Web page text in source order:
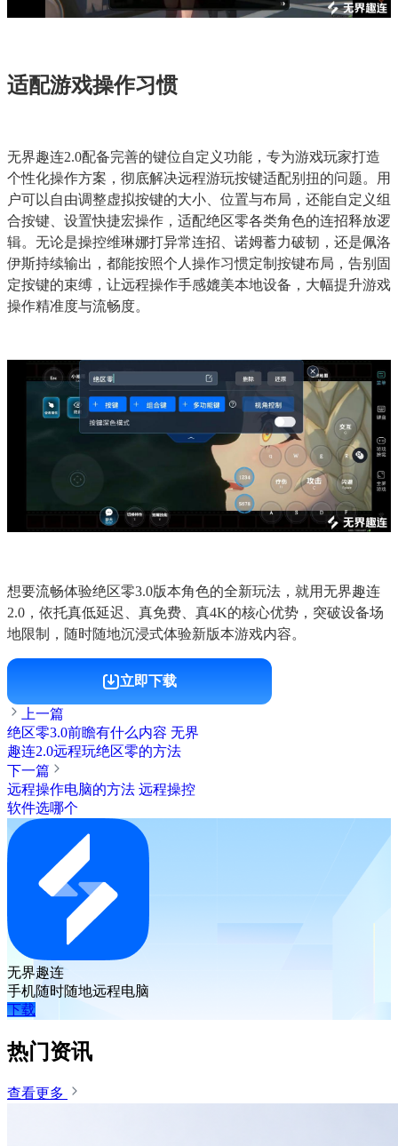
适配游戏操作习惯
无界趣连2.0配备完善的键位自定义功能，专为游戏玩家打造
个性化操作方案，彻底解决远程游玩按键适配别扭的问题。用
户可以自由调整虚拟按键的大小、位置与布局，还能自定义组
合按键、设置快捷宏操作，适配绝区零各类角色的连招释放逻
辑。无论是操控维琳娜打异常连招、诺姆蓄力破韧，还是佩洛
伊斯持续输出，都能按照个人操作习惯定制按键布局，告别固
定按键的束缚，让远程操作手感媲美本地设备，大幅提升游戏
操作精准度与流畅度。
想要流畅体验绝区零3.0版本角色的全新玩法，就用无界趣连
2.0，依托真低延迟、真免费、真4K的核心优势，突破设备场
地限制，随时随地沉浸式体验新版本游戏内容。
立即下载
上一篇
绝区零3.0前瞻有什么内容 无界
趣连2.0远程玩绝区零的方法
下一篇
远程操作电脑的方法 远程操控
软件选哪个
无界趣连
手机随时随地远程电脑
下载
热门资讯
查看更多